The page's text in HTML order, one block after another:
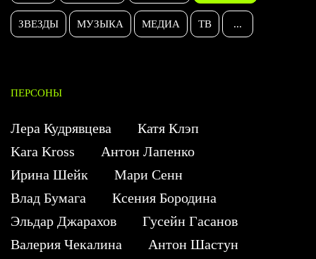
ЗВЕЗДЫ МУЗЫКА МЕДИА ТВ ...
ПЕРСОНЫ
Лера Кудрявцева
Катя Клэп
Kara Kross
Антон Лапенко
Ирина Шейк
Мари Сенн
Влад Бумага
Ксения Бородина
Эльдар Джарахов
Гусейн Гасанов
Валерия Чекалина
Антон Шастун